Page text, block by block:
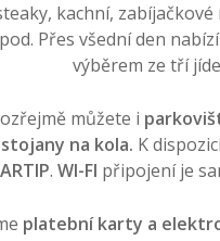
kachní,
Přes všední den
výběrem ze tří
můžete i
stojany na kola. K
. WI-FI připojení je
platební karty a